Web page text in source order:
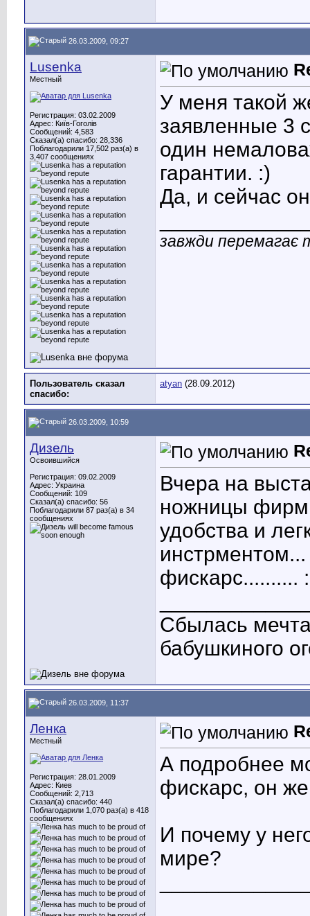
26.03.2009, 09:27
Lusenka
Местный
Регистрация: 03.02.2009
Адрес: Київ-Гоголів
Сообщений: 4,583
Сказал(а) спасибо: 28,336
Поблагодарили 17,502 раз(а) в
3,407 сообщениях
У меня такой
заявленные 3
один
гарантии. :)
Да, и сейчас
завжди перемагає
Пользователь сказал
cпасибо:
atyan (28.09.2012)
26.03.2009, 10:59
Дизель
Освоившийся
Регистрация: 09.02.2009
Адрес: Украина
Сообщений: 109
Сказал(а) спасибо: 56
Поблагодарили 87 раз(а) в 34
сообщениях
Вчера на
ножницы
удобства и
фискарс..........
Сбылась
бабушкиного
26.03.2009, 11:37
Ленка
Местный
Регистрация: 28.01.2009
Адрес: Киев
Сообщений: 2,713
Сказал(а) спасибо: 440
Поблагодарили 1,070 раз(а) в 418
сообщениях
А подробнее
фискарс, он
И почему у
мире?